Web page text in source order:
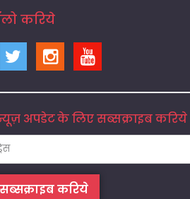
करिये
अपडेट के लिए सब्सक्राइब करिये
करिये